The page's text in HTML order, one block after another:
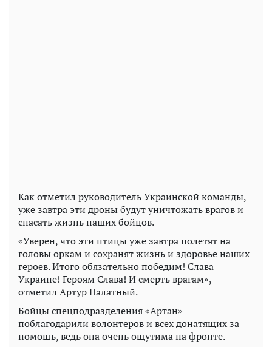
Как отметил руководитель Украинской команды,
уже завтра эти дроны будут уничтожать врагов и
спасать жизнь наших бойцов.
«Уверен, что эти птицы уже завтра полетят на
головы оркам и сохранят жизнь и здоровье наших
героев. Итого обязательно победим! Слава
Украине! Героям Слава! И смерть врагам», –
отметил Артур Палатный.
Бойцы спецподразделения «Артан»
поблагодарили волонтеров и всех донатящих за
помощь, ведь она очень ощутима на фронте.